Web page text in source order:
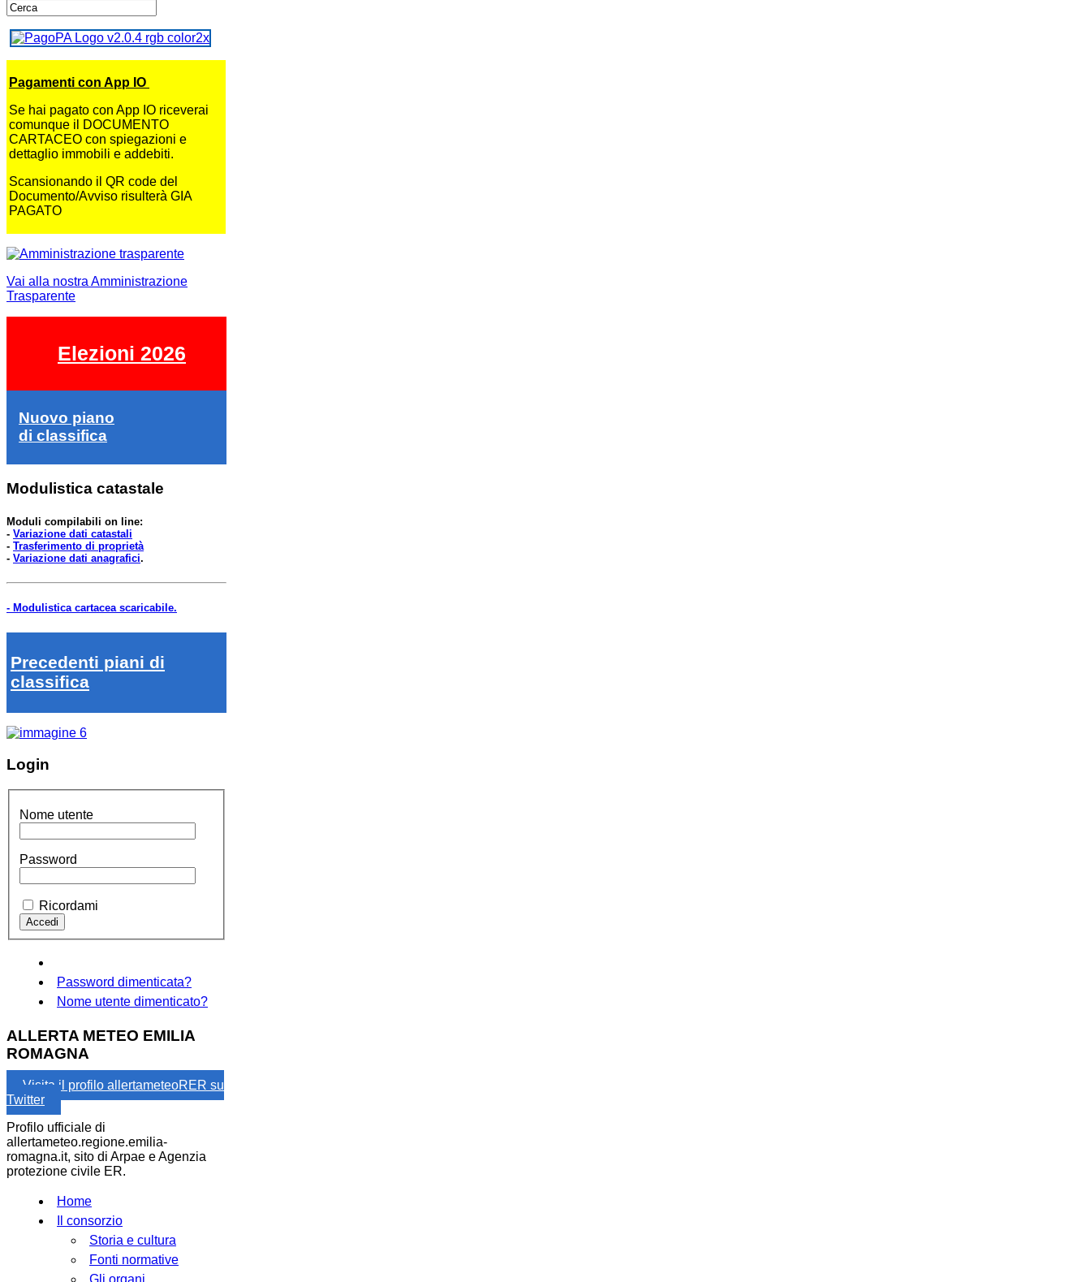
Pagamenti con App IO
Se hai pagato con App IO riceverai
comunque il DOCUMENTO
CARTACEO con spiegazioni e
dettaglio immobili e addebiti.
Scansionando il QR code del
Documento/Avviso risulterà GIA
PAGATO
Vai alla nostra Amministrazione
Trasparente
Elezioni 2026
Nuovo piano
di classifica
Modulistica catastale
Moduli compilabili on line:
- Variazione dati catastali
- Trasferimento di proprietà
- Variazione dati anagrafici.
- Modulistica cartacea scaricabile.
Precedenti piani di
classifica
Login
Nome utente
Password
Ricordami
Password dimenticata?
Nome utente dimenticato?
ALLERTA METEO EMILIA
ROMAGNA
Visita il profilo allertameteoRER su
Twitter
Profilo ufficiale di
allertameteo.regione.emilia-
romagna.it, sito di Arpae e Agenzia
protezione civile ER.
Home
Il consorzio
Storia e cultura
Fonti normative
Gli organi